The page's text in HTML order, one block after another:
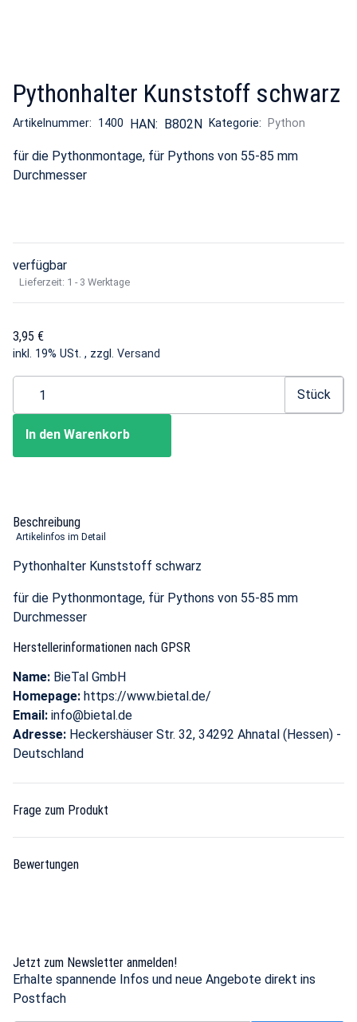
Pythonhalter Kunststoff schwarz
Artikelnummer: 1400 HAN: B802N Kategorie: Python
für die Pythonmontage, für Pythons von 55-85 mm
Durchmesser
verfügbar
Lieferzeit: 1 - 3 Werktage
3,95 €
inkl. 19% USt. , zzgl. Versand
Stück
In den Warenkorb
Beschreibung
Artikelinfos im Detail
Pythonhalter Kunststoff schwarz
für die Pythonmontage, für Pythons von 55-85 mm
Durchmesser
Herstellerinformationen nach GPSR
Name: BieTal GmbH
Homepage: https://www.bietal.de/
Email: info@bietal.de
Adresse: Heckershäuser Str. 32, 34292 Ahnatal (Hessen) -
Deutschland
Frage zum Produkt
Bewertungen
Jetzt zum Newsletter anmelden!
Erhalte spannende Infos und neue Angebote direkt ins
Postfach